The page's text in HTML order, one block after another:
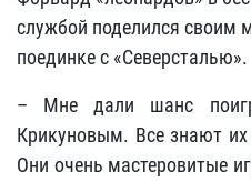
службой поделился
поединке с «Северсталью».
– Мне дали шанс
Крикуновым. Все знают
Они очень мастеровитые